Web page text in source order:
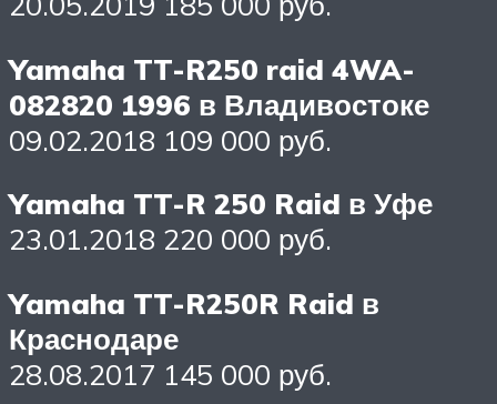
Yamaha TT-R250 raid 4WA-
082820 1996 в Владивостоке
09.02.2018 109 000 руб.
Yamaha TT-R 250 Raid в Уфе
23.01.2018 220 000 руб.
Yamaha TT-R250R Raid в
Краснодаре
28.08.2017 145 000 руб.